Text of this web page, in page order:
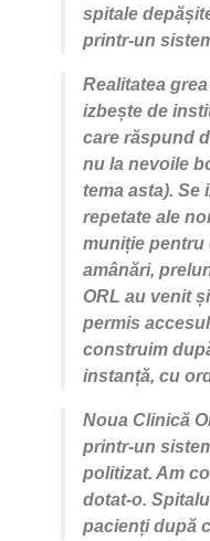
spitale
printr-un
Realitatea
izbește de
care răspund
nu la nevoile
tema asta). Se
repetate ale
muniție pentru
amânări,
ORL au venit
permis
construim
instanță, cu
Noua Clinică
printr-un
politizat. Am
dotat-o.
pacienți după